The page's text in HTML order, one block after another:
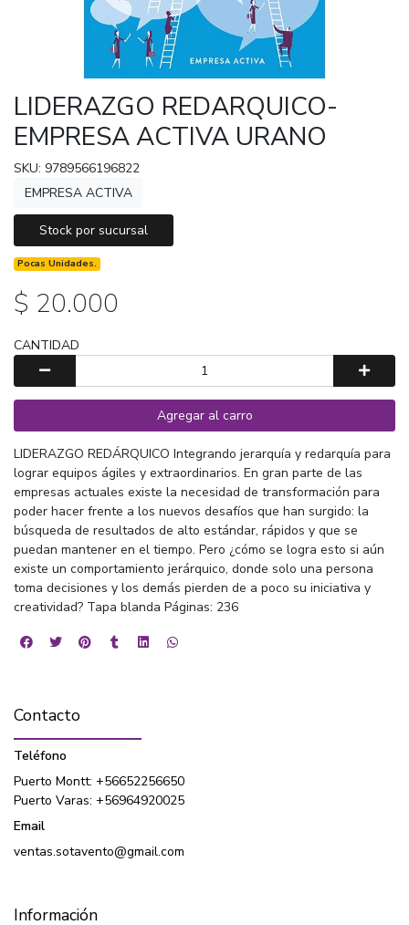
LIDERAZGO REDARQUICO-
EMPRESA ACTIVA URANO
SKU: 9789566196822
EMPRESA ACTIVA
Stock por sucursal
Pocas Unidades.
$ 20.000
CANTIDAD
Agregar al carro
LIDERAZGO REDÁRQUICO Integrando jerarquía y redarquía para
lograr equipos ágiles y extraordinarios. En gran parte de las
empresas actuales existe la necesidad de transformación para
poder hacer frente a los nuevos desafíos que han surgido: la
búsqueda de resultados de alto estándar, rápidos y que se
puedan mantener en el tiempo. Pero ¿cómo se logra esto si aún
existe un comportamiento jerárquico, donde solo una persona
toma decisiones y los demás pierden de a poco su iniciativa y
creatividad? Tapa blanda Páginas: 236
Contacto
Teléfono
Puerto Montt: +56652256650
Puerto Varas: +56964920025
Email
ventas.sotavento@gmail.com
Información